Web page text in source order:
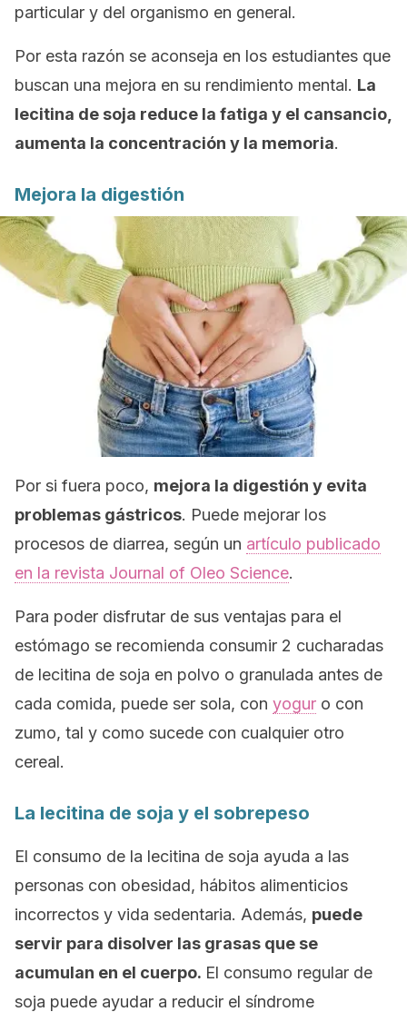
particular y del organismo en general.
Por esta razón se aconseja en los estudiantes que
buscan una mejora en su rendimiento mental. La
lecitina de soja reduce la fatiga y el cansancio,
aumenta la concentración y la memoria.
Mejora la digestión
Por si fuera poco, mejora la digestión y evita
problemas gástricos. Puede mejorar los
procesos de diarrea, según un artículo publicado
en la revista Journal of Oleo Science.
Para poder disfrutar de sus ventajas para el
estómago se recomienda consumir 2 cucharadas
de lecitina de soja en polvo o granulada antes de
cada comida, puede ser sola, con yogur o con
zumo, tal y como sucede con cualquier otro
cereal.
La lecitina de soja y el sobrepeso
El consumo de la lecitina de soja ayuda a las
personas con obesidad, hábitos alimenticios
incorrectos y vida sedentaria. Además, puede
servir para disolver las grasas que se
acumulan en el cuerpo. El consumo regular de
soja puede ayudar a reducir el síndrome